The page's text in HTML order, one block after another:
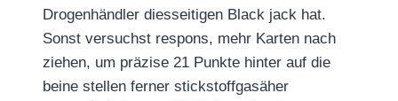
Drogenhändler diesseitigen Black jack hat.
Sonst versuchst respons, mehr Karten nach
ziehen, um präzise 21 Punkte hinter auf die
beine stellen ferner stickstoffgasäher